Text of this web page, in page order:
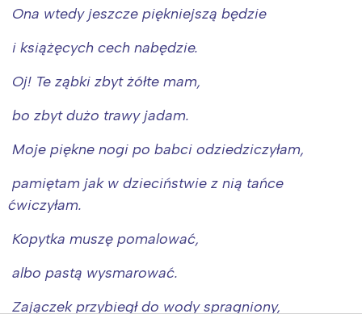
Ona wtedy jeszcze piękniejszą będzie
i książęcych cech nabędzie.
Oj! Te ząbki zbyt żółte mam,
bo zbyt dużo trawy jadam.
Moje piękne nogi po babci odziedziczyłam,
pamiętam jak w dzieciństwie z nią tańce
ćwiczyłam.
Kopytka muszę pomalować,
albo pastą wysmarować.
Zajączek przybiegł do wody spragniony,